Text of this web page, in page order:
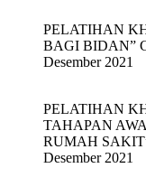
PELATIHAN
BAGI BIDAN”
Desember 2021
PELATIHAN
TAHAPAN
RUMAH
Desember 2021